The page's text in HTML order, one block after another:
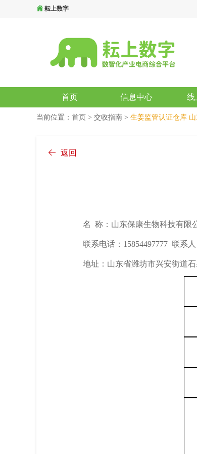
耘上数字
首页 信息中心 线
当前位置： 首页 > 交收指南 > 生姜监管认证仓库
返回
名 称：山东保康生物科技有限
联系电话：15854497777 联系
地址：山东省潍坊市兴安街道